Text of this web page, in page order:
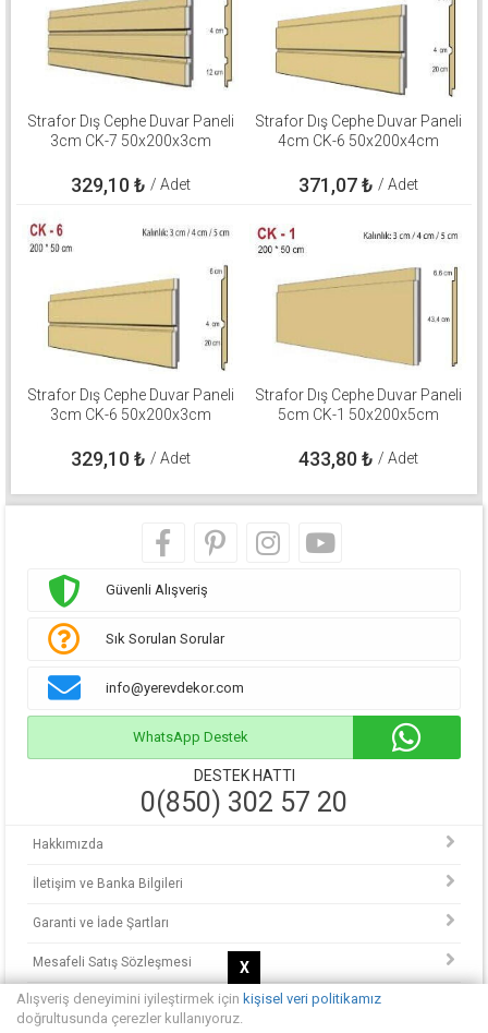
Strafor Dış Cephe Duvar Paneli
3cm CK-7 50x200x3cm
329,10₺ / Adet
Strafor Dış Cephe Duvar Paneli
4cm CK-6 50x200x4cm
371,07₺ / Adet
Strafor Dış Cephe Duvar Paneli
3cm CK-6 50x200x3cm
329,10₺ / Adet
Strafor Dış Cephe Duvar Paneli
5cm CK-1 50x200x5cm
433,80₺ / Adet
Güvenli Alışveriş
Sık Sorulan Sorular
info@yerevdekor.com
WhatsApp Destek
DESTEK HATTI
0(850) 302 57 20
Hakkımızda
İletişim ve Banka Bilgileri
Garanti ve İade Şartları
Mesafeli Satış Sözleşmesi
KVKK Politikası
Alışveriş deneyimini iyileştirmek için kişisel veri politikamız
doğrultusunda çerezler kullanıyoruz.
X